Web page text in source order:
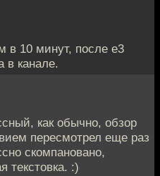
в 10 минут, после е3
в канале.
как обычно, обзор
пересмотрел еще раз
скомпановано,
текстовка. :)